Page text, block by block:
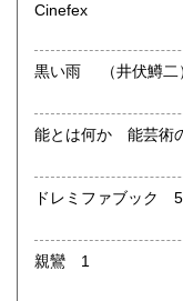
取り扱い分野
総記、哲学宗教、歴
語国文、外国文学、
Cinefex
黒い雨 （井伏鱒二
能とは何か 能芸術
ドレミファブック
親鸞 1